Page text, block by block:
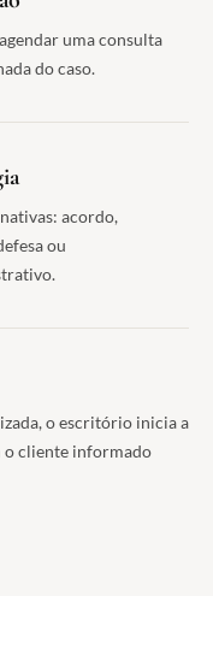
uma consulta
do caso.
acordo,
ou
o escritório inicia a
o cliente informado